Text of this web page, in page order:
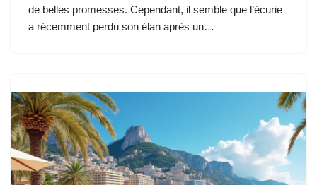
de belles promesses. Cependant, il semble que l’écurie
a récemment perdu son élan après un…